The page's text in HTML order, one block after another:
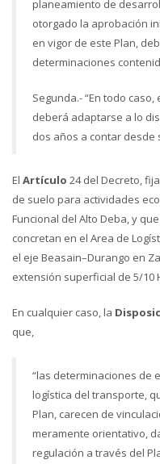
planeamiento de
otorgado la aprobación
en vigor de este Plan,
determinaciones
Segunda.- “En todo
deberá adaptarse a lo
dos años a contar desde
El Artículo 24 del Decreto,
de suelo para actividades
Funcional del Alto Deba, y
concretan en el Area de
el eje Beasain–Durango en
extensión superficial de 5/10
En cualquier caso, la
que,
“las determinaciones de
logística del transporte,
Plan, carecen de
meramente orientativo,
regulación a través del